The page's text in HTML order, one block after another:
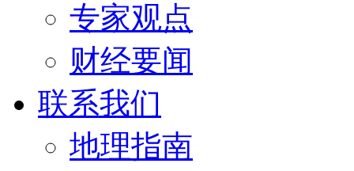
专家观点
财经要闻
联系我们
地理指南